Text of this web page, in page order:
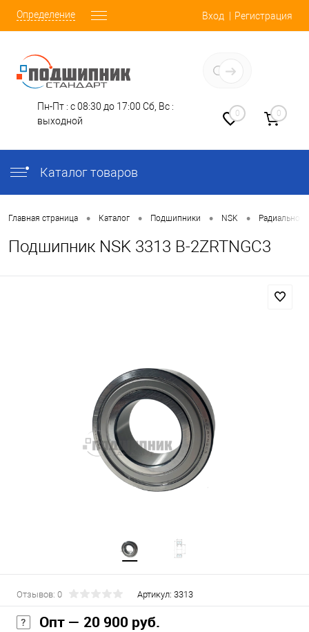
Определение Вход Регистрация
Пн-Пт : с 08:30 до 17:00 Сб, Вс :
выходной
0 0
Каталог товаров
Главная страница • Каталог • Подшипники • NSK • Радиально-
Подшипник NSK 3313 B-2ZRTNGC3
Отзывов: 0 Артикул: 3313
Опт — 20 900 руб.